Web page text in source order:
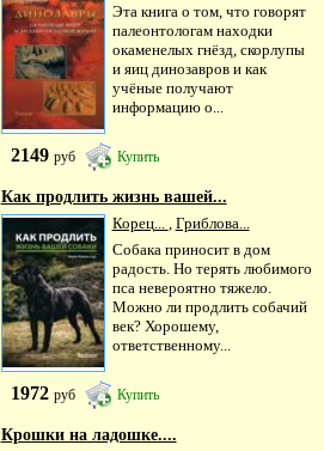
Эта книга о том, что говорят
палеонтологам находки
окаменелых гнёзд, скорлупы
и яиц динозавров и как
учёные получают
информацию о...
2149 руб Купить
Как продлить жизнь вашей...
Корец... , Гриблова...
Собака приносит в дом
радость. Но терять любимого
пса невероятно тяжело.
Можно ли продлить собачий
век? Хорошему,
ответственному...
1972 руб Купить
Крошки на ладошке....